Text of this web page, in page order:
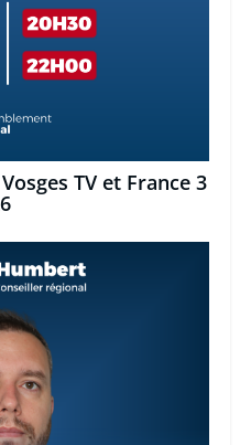
TV et France 3